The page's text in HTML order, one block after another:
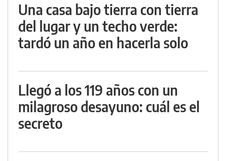
Una casa bajo tierra con tierra
del lugar y un techo verde:
tardó un año en hacerla solo
Llegó a los 119 años con un
milagroso desayuno: cuál es el
secreto